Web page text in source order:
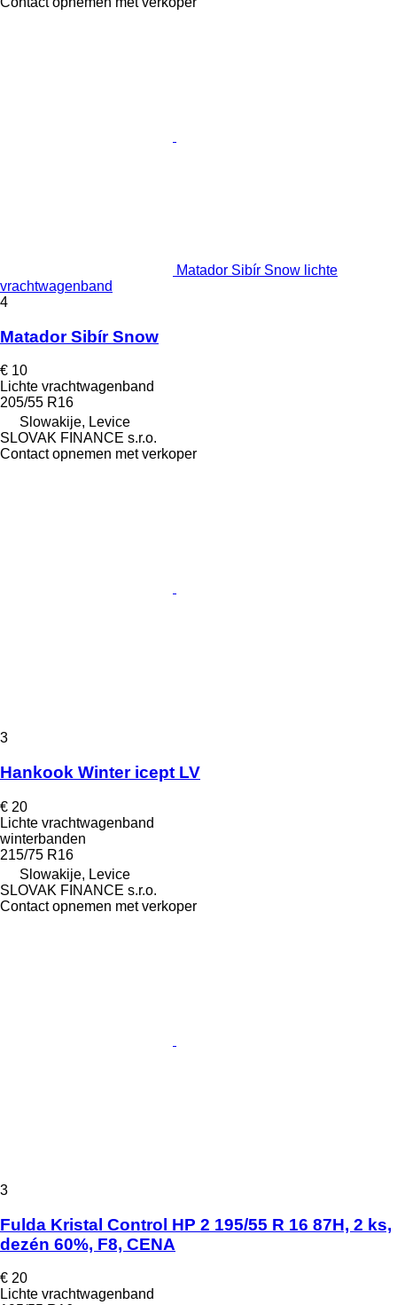
Matador Sibír Snow lichte
vrachtwagenband
4
Matador Sibír Snow
€ 10
Lichte vrachtwagenband
205/55 R16
Slowakije, Levice
SLOVAK FINANCE s.r.o.
Contact opnemen met verkoper
3
Hankook Winter icept LV
€ 20
Lichte vrachtwagenband
winterbanden
215/75 R16
Slowakije, Levice
SLOVAK FINANCE s.r.o.
Contact opnemen met verkoper
3
Fulda Kristal Control HP 2 195/55 R 16 87H, 2 ks,
dezén 60%, F8, CENA
€ 20
Lichte vrachtwagenband